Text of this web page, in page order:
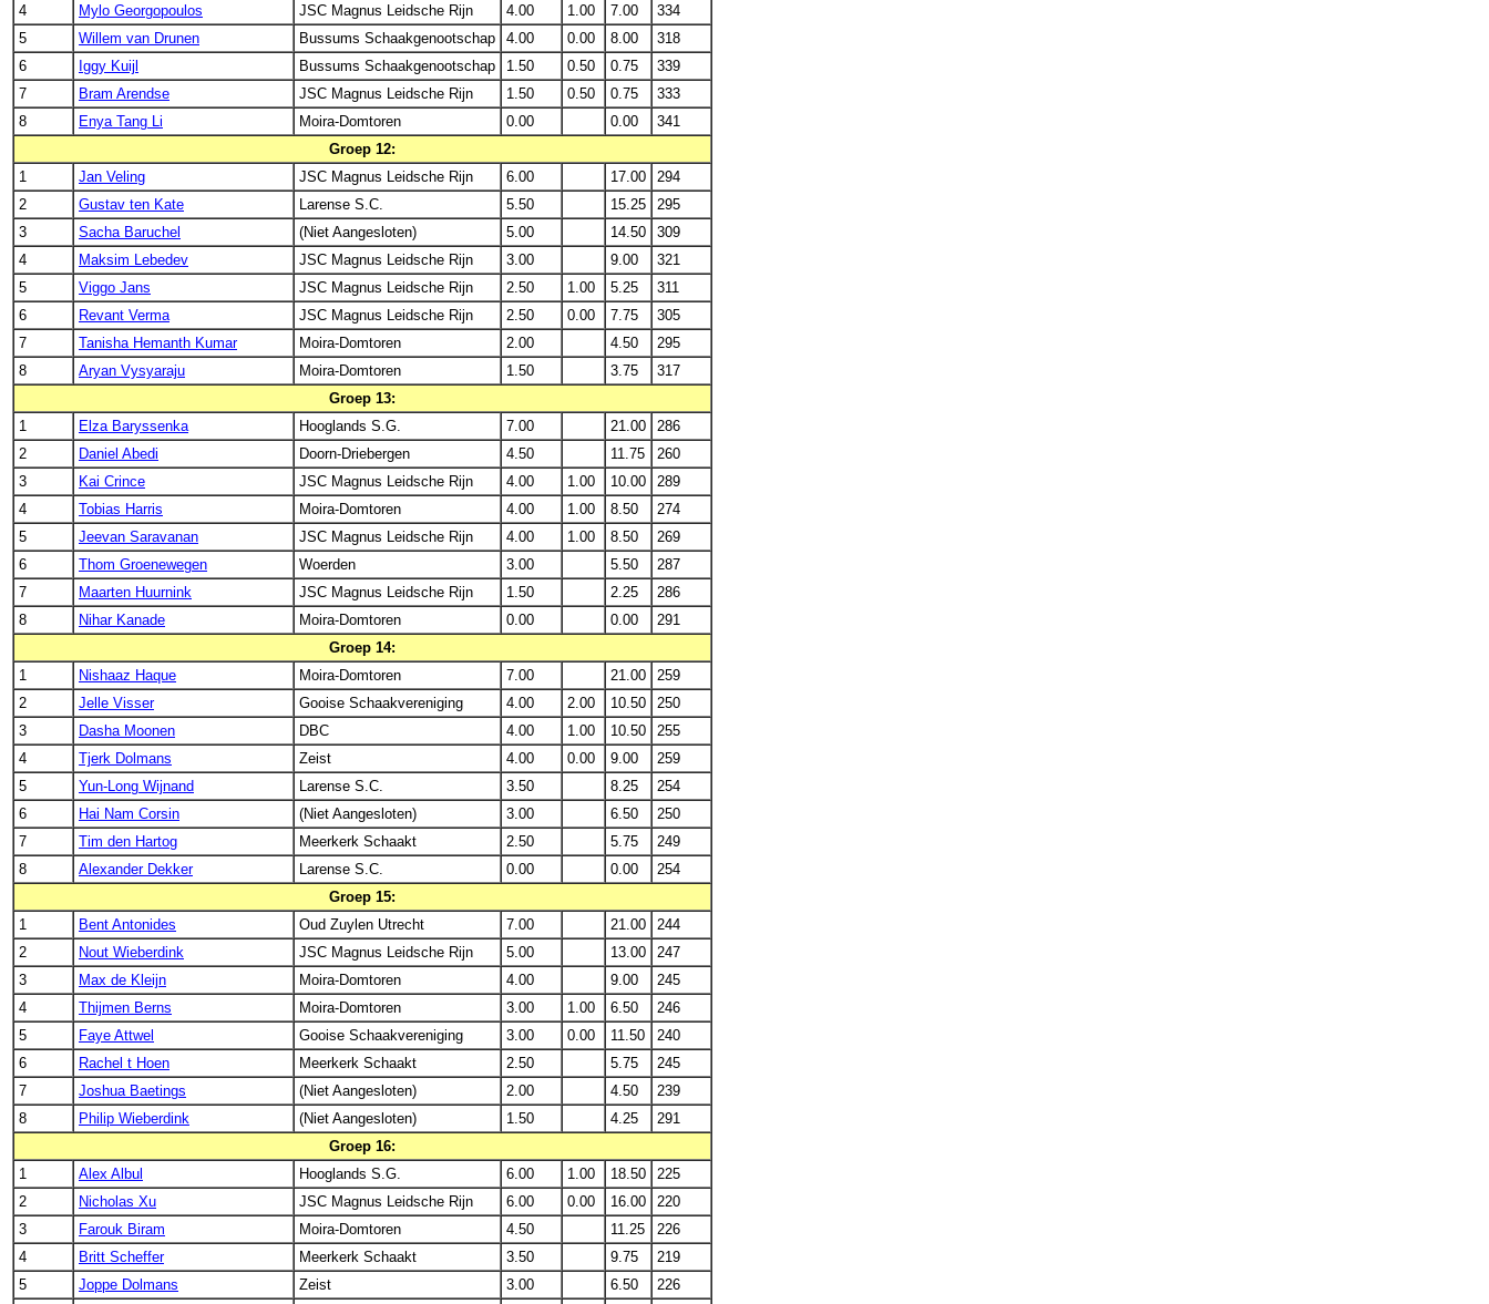
4
Mylo Georgopoulos JSC Magnus Leidsche Rijn 4.00 1.00 7.00
334
5
Willem van Drunen Bussums Schaakgenootschap 4.00 0.00 8.00
318
6
Iggy Kuijl Bussums Schaakgenootschap 1.50 0.50 0.75
339
7
Bram Arendse JSC Magnus Leidsche Rijn 1.50 0.50 0.75
333
8
Enya Tang Li Moira-Domtoren 0.00 0.00
341
Groep 12:
1
Jan Veling JSC Magnus Leidsche Rijn 6.00 17.00
294
2
Gustav ten Kate Larense S.C. 5.50 15.25
295
3
Sacha Baruchel (Niet Aangesloten) 5.00 14.50
309
4
Maksim Lebedev JSC Magnus Leidsche Rijn 3.00 9.00
321
5
Viggo Jans JSC Magnus Leidsche Rijn 2.50 1.00 5.25
311
6
Revant Verma JSC Magnus Leidsche Rijn 2.50 0.00 7.75
305
7
Tanisha Hemanth Kumar Moira-Domtoren 2.00 4.50
295
8
Aryan Vysyaraju Moira-Domtoren 1.50 3.75
317
Groep 13:
1
Elza Baryssenka Hooglands S.G. 7.00 21.00
286
2
Daniel Abedi Doorn-Driebergen 4.50 11.75
260
3
Kai Crince JSC Magnus Leidsche Rijn 4.00 1.00 10.00
289
4
Tobias Harris Moira-Domtoren 4.00 1.00 8.50
274
5
Jeevan Saravanan JSC Magnus Leidsche Rijn 4.00 1.00 8.50
269
6
Thom Groenewegen Woerden 3.00 5.50
287
7
Maarten Huurnink JSC Magnus Leidsche Rijn 1.50 2.25
286
8
Nihar Kanade Moira-Domtoren 0.00 0.00
291
Groep 14:
1
Nishaaz Haque Moira-Domtoren 7.00 21.00
259
2
Jelle Visser Gooise Schaakvereniging 4.00 2.00 10.50
250
3
Dasha Moonen DBC 4.00 1.00 10.50
255
4
Tjerk Dolmans Zeist 4.00 0.00 9.00
259
5
Yun-Long Wijnand Larense S.C. 3.50 8.25
254
6
Hai Nam Corsin (Niet Aangesloten) 3.00 6.50
250
7
Tim den Hartog Meerkerk Schaakt 2.50 5.75
249
8
Alexander Dekker Larense S.C. 0.00 0.00
254
Groep 15:
1
Bent Antonides Oud Zuylen Utrecht 7.00 21.00
244
2
Nout Wieberdink JSC Magnus Leidsche Rijn 5.00 13.00
247
3
Max de Kleijn Moira-Domtoren 4.00 9.00
245
4
Thijmen Berns Moira-Domtoren 3.00 1.00 6.50
246
5
Faye Attwel Gooise Schaakvereniging 3.00 0.00 11.50
240
6
Rachel t Hoen Meerkerk Schaakt 2.50 5.75
245
7
Joshua Baetings (Niet Aangesloten) 2.00 4.50
239
8
Philip Wieberdink (Niet Aangesloten) 1.50 4.25
291
Groep 16:
1
Alex Albul Hooglands S.G. 6.00 1.00 18.50
225
2
Nicholas Xu JSC Magnus Leidsche Rijn 6.00 0.00 16.00
220
3
Farouk Biram Moira-Domtoren 4.50 11.25
226
4
Britt Scheffer Meerkerk Schaakt 3.50 9.75
219
5
Joppe Dolmans Zeist 3.00 6.50 226